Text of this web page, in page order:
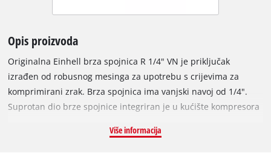
Opis proizvoda
Originalna Einhell brza spojnica R 1/4" VN je priključak
izrađen od robusnog mesinga za upotrebu s crijevima za
komprimirani zrak. Brza spojnica ima vanjski navoj od 1/4".
Suprotan dio brze spojnice integriran je u kućište kompresora
Više informacija